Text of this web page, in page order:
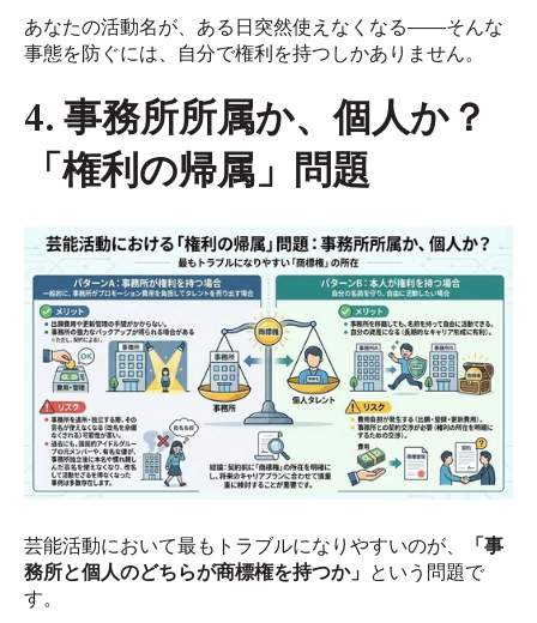
あなたの活動名が、ある日突然使えなくなる――そんな
事態を防ぐには、自分で権利を持つしかありません。
4. 事務所所属か、個人か？
「権利の帰属」問題
芸能活動において最もトラブルになりやすいのが、
「事
務所と個人のどちらが商標権を持つか」 という問題で
す。